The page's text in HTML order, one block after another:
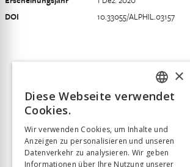
DOI
10.33055/ALPHIL.03157
FRENCH
ITALIAN
×
Diese Webseite verwendet
Cookies.
Wir verwenden Cookies, um Inhalte und
Anzeigen zu personalisieren und unseren
Datenverkehr zu analysieren. Wir geben
Informationen über Ihre Nutzung unserer